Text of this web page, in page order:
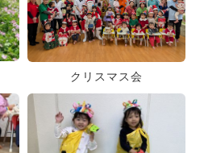
クリスマス会